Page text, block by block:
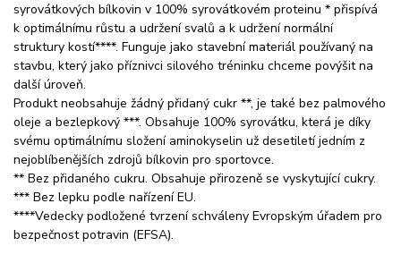
syrovátkových bílkovin v 100% syrovátkovém proteinu * přispívá
k optimálnímu růstu a udržení svalů a k udržení normální
struktury kostí****. Funguje jako stavební materiál používaný na
stavbu, který jako příznivci silového tréninku chceme povýšit na
další úroveň.
Produkt neobsahuje žádný přidaný cukr **, je také bez palmového
oleje a bezlepkový ***. Obsahuje 100% syrovátku, která je díky
svému optimálnímu složení aminokyselin už desetiletí jedním z
nejoblíbenějších zdrojů bílkovin pro sportovce.
** Bez přidaného cukru. Obsahuje přirozeně se vyskytující cukry.
*** Bez lepku podle nařízení EU.
****Vedecky podložené tvrzení schváleny Evropským úřadem pro
bezpečnost potravin (EFSA).